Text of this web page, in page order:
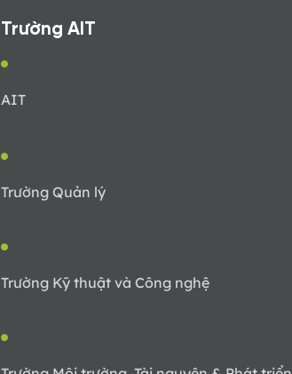
Trường AIT
AIT
Trường Quản lý
Trường Kỹ thuật và Công nghệ